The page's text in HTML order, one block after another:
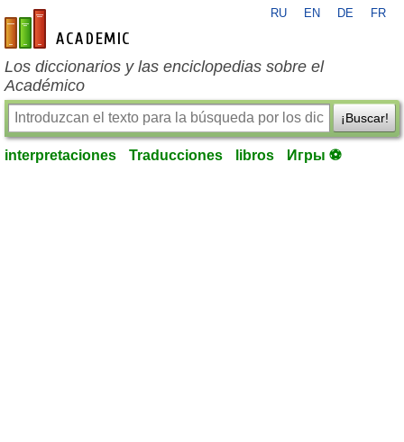
es-academic.com
RU EN DE FR
Los diccionarios y las enciclopedias sobre el
Académico
¡Buscar!
interpretaciones Traducciones libros Игры ⚽